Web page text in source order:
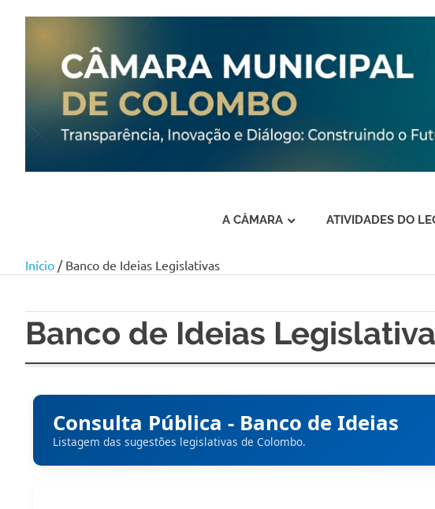
content
A CÂMARA ATIVIDADES DO
Início / Banco de Ideias Legislativas
Banco de Ideias